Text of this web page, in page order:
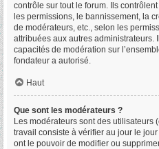
contrôle sur tout le forum. Ils
les permissions, le bannissement, la
de modérateurs, etc., selon les
attribuées aux autres administrateurs.
capacités de modération sur
fondateur a autorisé.
Haut
Que sont les modérateurs ?
Les modérateurs sont des utilisateurs
travail consiste à vérifier au jour le
ont le pouvoir de modifier ou